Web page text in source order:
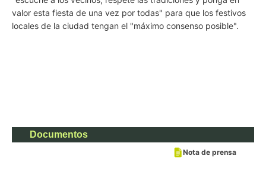
valor esta fiesta de una vez por todas" para que los festivos
locales de la ciudad tengan el "máximo consenso posible".
Documentos
Nota de prensa